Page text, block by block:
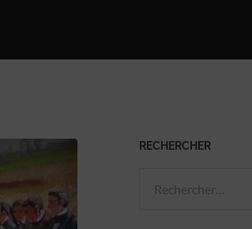
RECHERCHER